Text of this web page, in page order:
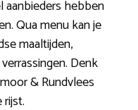
aanbieders hebben
Qua menu kan je
maaltijden,
Denk
& Rundvlees